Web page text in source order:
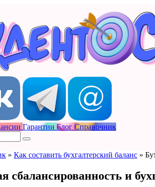
Гарантии Блог Справочник
» Как составить бухгалтерский баланс »
сбалансированность и